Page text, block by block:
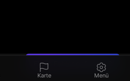
Einen Fehler gefunden?
Karte Menü